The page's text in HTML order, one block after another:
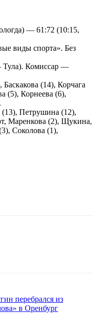
— 61:72 (10:15,
виды спорта». Без
Тула). Комиссар —
(14), Корчага
(5), Корнеева (6),
Петрушина (12),
Маренкова (2), Щукина,
Соколова (1),
перебрался из
в Оренбург